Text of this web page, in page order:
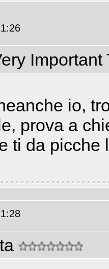
io,
prova a
ti da picche